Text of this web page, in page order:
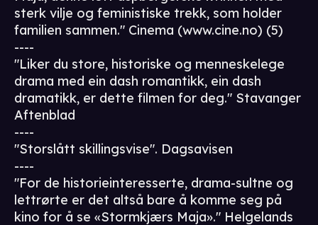
sterk vilje og feministiske trekk, som holder
familien sammen." Cinema (www.cine.no) (5)
----
"Liker du store, historiske og menneskelege
drama med ein dash romantikk, ein dash
dramatikk, er dette filmen for deg." Stavanger
Aftenblad
----
"Storslått skillingsvise". Dagsavisen
----
"For de historieinteresserte, drama-sultne og
lettrørte er det altså bare å komme seg på
kino for å se «Stormkjærs Maja»." Helgelands